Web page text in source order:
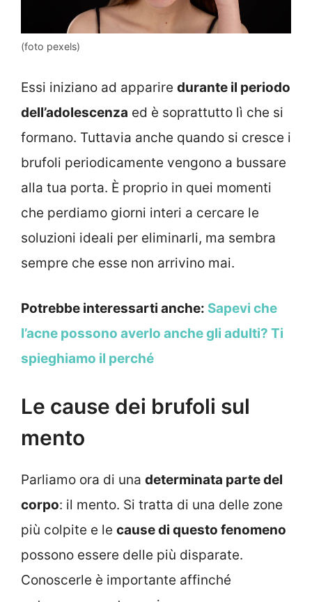
(foto pexels)
Essi iniziano ad apparire durante il periodo
dell’adolescenza ed è soprattutto lì che si
formano. Tuttavia anche quando si cresce i
brufoli periodicamente vengono a bussare
alla tua porta. È proprio in quei momenti
che perdiamo giorni interi a cercare le
soluzioni ideali per eliminarli, ma sembra
sempre che esse non arrivino mai.
Potrebbe interessarti anche: Sapevi che
l’acne possono averlo anche gli adulti? Ti
spieghiamo il perché
Le cause dei brufoli sul
mento
Parliamo ora di una determinata parte del
corpo: il mento. Si tratta di una delle zone
più colpite e le cause di questo fenomeno
possono essere delle più disparate.
Conoscerle è importante affinché